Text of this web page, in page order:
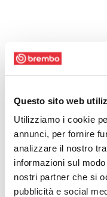
Questo sito web
Utilizziamo i cookie
annunci, per fornire
analizzare il nostro
informazioni sul
nostri partner che si
pubblicità e social